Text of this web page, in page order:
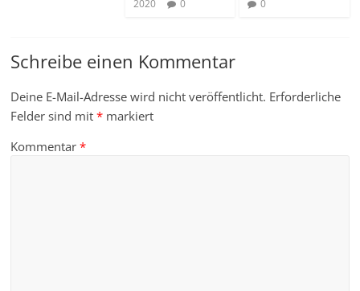
2020 0 0
Schreibe einen Kommentar
Deine E-Mail-Adresse wird nicht veröffentlicht. Erforderliche
Felder sind mit* markiert
Kommentar*